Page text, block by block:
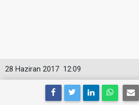
12:09
28 Haziran 2017